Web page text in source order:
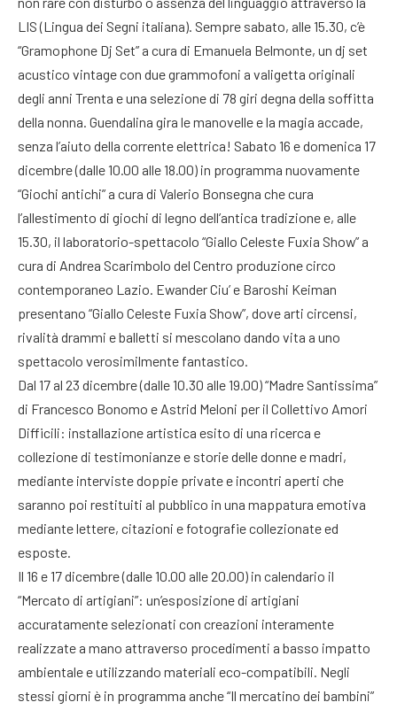
LIS (Lingua dei Segni italiana). Sempre sabato, alle 15.30, c’è
“Gramophone Dj Set” a cura di Emanuela Belmonte, un dj set
acustico vintage con due grammofoni a valigetta originali
degli anni Trenta e una selezione di 78 giri degna della soffitta
della nonna. Guendalina gira le manovelle e la magia accade,
senza l’aiuto della corrente elettrica! Sabato 16 e domenica 17
dicembre (dalle 10.00 alle 18.00) in programma nuovamente
“Giochi antichi” a cura di Valerio Bonsegna che cura
l’allestimento di giochi di legno dell’antica tradizione e, alle
15.30, il laboratorio-spettacolo “Giallo Celeste Fuxia Show” a
cura di Andrea Scarimbolo del Centro produzione circo
contemporaneo Lazio. Ewander Ciu’ e Baroshi Keiman
presentano “Giallo Celeste Fuxia Show”, dove arti circensi,
rivalità drammi e balletti si mescolano dando vita a uno
spettacolo verosimilmente fantastico.
Dal 17 al 23 dicembre (dalle 10.30 alle 19.00) “Madre Santissima”
di Francesco Bonomo e Astrid Meloni per il Collettivo Amori
Difficili: installazione artistica esito di una ricerca e
collezione di testimonianze e storie delle donne e madri,
mediante interviste doppie private e incontri aperti che
saranno poi restituiti al pubblico in una mappatura emotiva
mediante lettere, citazioni e fotografie collezionate ed
esposte.
Il 16 e 17 dicembre (dalle 10.00 alle 20.00) in calendario il
“Mercato di artigiani”: un’esposizione di artigiani
accuratamente selezionati con creazioni interamente
realizzate a mano attraverso procedimenti a basso impatto
ambientale e utilizzando materiali eco-compatibili. Negli
stessi giorni è in programma anche “Il mercatino dei bambini”